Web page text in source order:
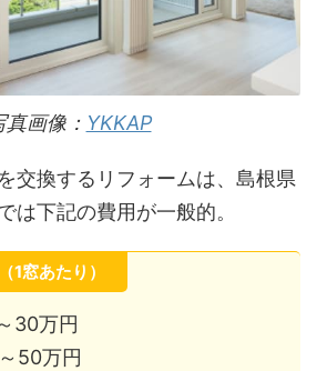
真画像： YKKAP
交換するリフォームは、島根県
は下記の費用が一般的。
1窓あたり）
30万円
50万円